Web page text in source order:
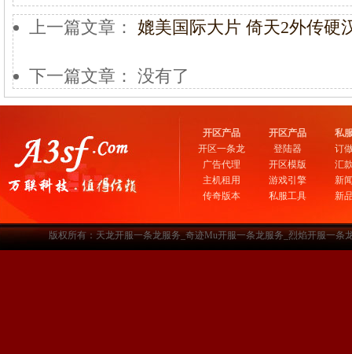
上一篇文章： 媲美国际大片 倚天2外传硬
下一篇文章： 没有了
开区产品
开区一条龙
广告代理
主机租用
传奇版本
开区产品
登陆器
开区模版
游戏引擎
私服工具
私
订
汇
新
新
版权所有：天龙开服一条龙服务_奇迹Mu开服一条龙服务_烈焰开服一条